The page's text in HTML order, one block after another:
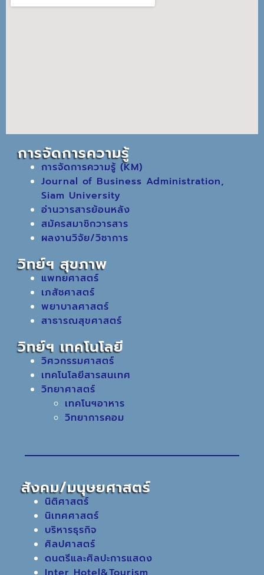
การจัดการความรู้
การจัดการความรู้ (KM)
Journal of Business Administration,
Siam University
อ่านวารสารย้อนหลัง
สมัครสมาชิกวารสาร
ผลงานวิจัย/วิชาการ
วิทย์ฯ สุขภาพ
แพทยศาสตร์
เภสัชศาสตร์
พยาบาลศาสตร์
สาธารณสุขศาสตร์
วิทย์ฯ เทคโนโลยี
วิศวกรรมศาสตร์
เทคโนโลยีสารสนเทศ
วิทยาศาสตร์
เทคโนฯอาหาร
วิทยาการคอม
สังคม/มนุษยศาสตร์
นิติศาสตร์
นิเทศศาสตร์
บริหารธุรกิจ
ศิลปศาสตร์
ดนตรีและศิลปะการแสดง